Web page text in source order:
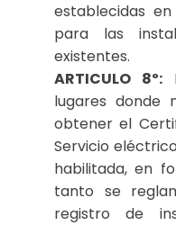
establecidas
para las
existentes.
ARTICULO 8º:
lugares donde
obtener el
Servicio
habilitada, en
tanto se
registro de